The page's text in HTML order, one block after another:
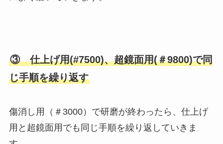
③ 仕上げ用(#7500)、超鏡面用(＃9800)で同
じ手順を繰り返す
傷消し用（＃3000）で研磨が終わったら、仕上げ
用と超鏡面用でも同じ手順を繰り返していきま